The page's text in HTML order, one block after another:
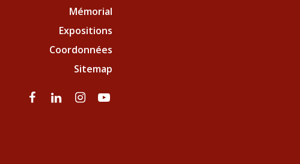
Mémorial
Expositions
Coordonnées
Sitemap